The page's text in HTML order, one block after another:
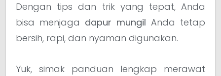
Dengan tips dan trik yang tepat, Anda
bisa menjaga dapur mungil Anda tetap
bersih, rapi, dan nyaman digunakan.
Yuk, simak panduan lengkap merawat